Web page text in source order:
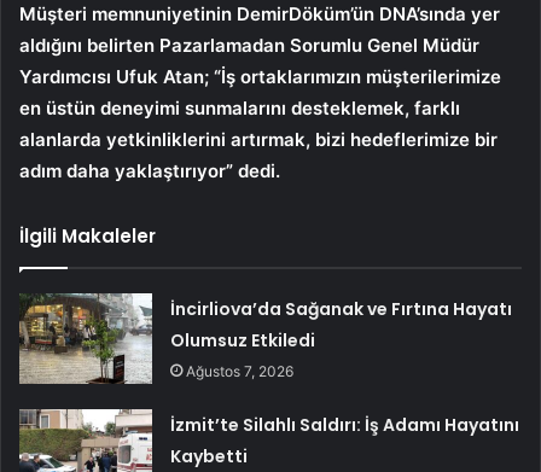
Müşteri memnuniyetinin DemirDöküm’ün DNA’sında yer
aldığını belirten Pazarlamadan Sorumlu Genel Müdür
Yardımcısı Ufuk Atan; “İş ortaklarımızın müşterilerimize
en üstün deneyimi sunmalarını desteklemek, farklı
alanlarda yetkinliklerini artırmak, bizi hedeflerimize bir
adım daha yaklaştırıyor” dedi.
İlgili Makaleler
İncirliova’da Sağanak ve Fırtına Hayatı
Olumsuz Etkiledi
Ağustos 7, 2026
İzmit’te Silahlı Saldırı: İş Adamı Hayatını
Kaybetti